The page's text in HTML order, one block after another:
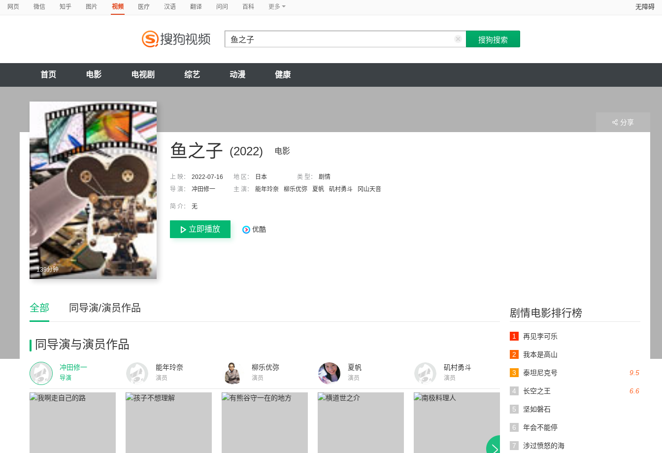
网页 微信 知乎 图片 视频 医疗 汉语 翻译 问问 百科 更多 无障碍
首页 电影 电视剧 综艺 动漫 健康
139分钟
(2022) 电影
鱼之子
上 映： 2022-07-16 地 区： 日本 类 型：
剧情
导 演：
冲田修一 主 演： 能年玲奈 柳乐优弥 夏帆 矶村勇斗 冈山天音
简 介： 无
立即播放 优酷
分享
剧情电影排行榜
1 再见李可乐
2 我本是高山
9.5
3 泰坦尼克号
6.6
4 长空之王
5 坚如磐石
6 年会不能停
7 涉过愤怒的海
全部 同导演/演员作品
同导演与演员作品
冲田修一
导演
能年玲奈
演员
柳乐优弥
演员
夏帆
演员
矶村勇斗
演员